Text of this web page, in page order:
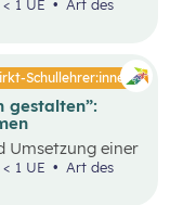
zu
Unternehmen
zu sein,
und
spielen eine
indem sie
1 UE
Schullehrer:innen
gestalten”:
Umsetzung einer
der Anfang
Die
1 UE